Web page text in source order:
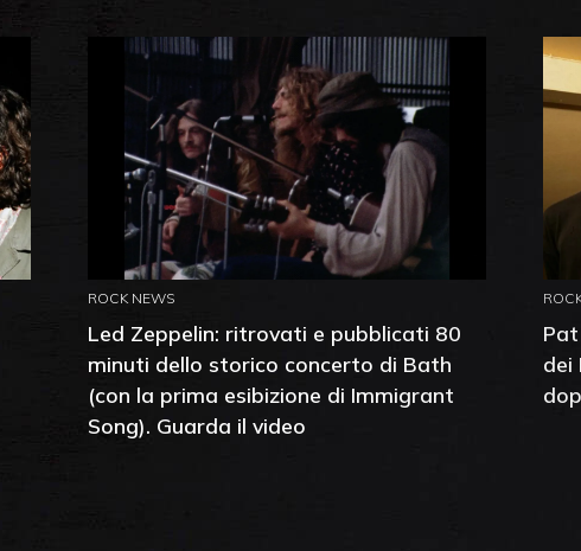
ROCK NEWS
Led Zeppelin: ritrovati e pubblicati 80
minuti dello storico concerto di Bath
(con la prima esibizione di Immigrant
Song). Guarda il video
dei